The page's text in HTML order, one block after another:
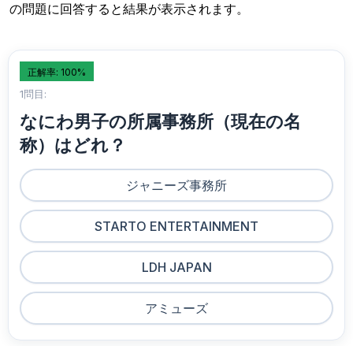
の問題に回答すると結果が表示されます。
正解率: 100%
1問目:
なにわ男子の所属事務所（現在の名
称）はどれ？
ジャニーズ事務所
STARTO ENTERTAINMENT
LDH JAPAN
アミューズ